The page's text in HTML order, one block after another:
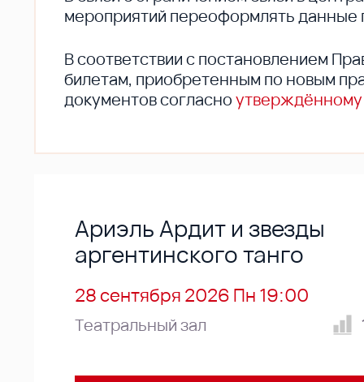
мероприятий переоформлять данные
В соответствии с постановлением
билетам, приобретенным по новым
документов согласно
Ариэль Ардит и звезды
аргентинского танго
28 сентября 2026 Пн 19:00
Театральный зал